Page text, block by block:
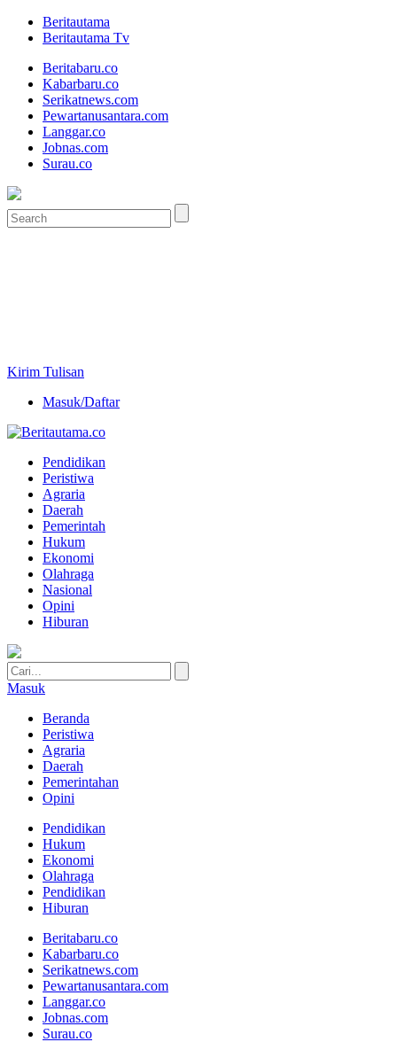
Beritautama
Beritautama Tv
Beritabaru.co
Kabarbaru.co
Serikatnews.com
Pewartanusantara.com
Langgar.co
Jobnas.com
Surau.co
Kirim Tulisan
Masuk/Daftar
Pendidikan
Peristiwa
Agraria
Daerah
Pemerintah
Hukum
Ekonomi
Olahraga
Nasional
Opini
Hiburan
Masuk
Beranda
Peristiwa
Agraria
Daerah
Pemerintahan
Opini
Pendidikan
Hukum
Ekonomi
Olahraga
Pendidikan
Hiburan
Beritabaru.co
Kabarbaru.co
Serikatnews.com
Pewartanusantara.com
Langgar.co
Jobnas.com
Surau.co